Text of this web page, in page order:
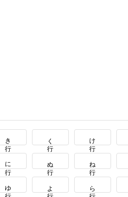
き行 く行 け行
に行 ぬ行 ね行
ゆ行 よ行 ら行